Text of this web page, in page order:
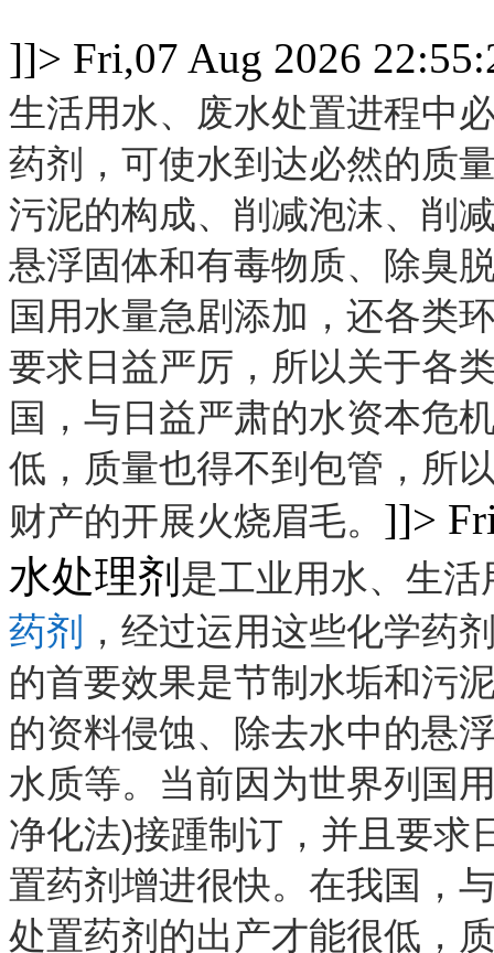
]]> Fri,07 Aug 2026
生活用水、废水处置进程中
药剂，可使水到达必然的质
污泥的构成、削减泡沫、削
悬浮固体和有毒物质、除臭
国用水量急剧添加，还各类
要求日益严厉，所以关于各
国，与日益严肃的水资本危
低，质量也得不到包管，所
财产的开展火烧眉毛。 ]]>
水处理剂 是工业用水、生
药剂
，经过运用这些化学药
的首要效果是节制水垢和污
的资料侵蚀、除去水中的悬
水质等。当前因为世界列国
净化法)接踵制订，并且要求
置药剂增进很快。在我国，
处置药剂的出产才能很低，